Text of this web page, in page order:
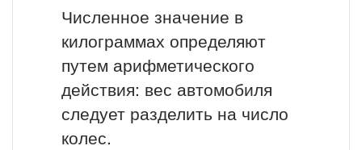
Численное значение в
килограммах определяют
путем арифметического
действия: вес автомобиля
следует разделить на число
колес.